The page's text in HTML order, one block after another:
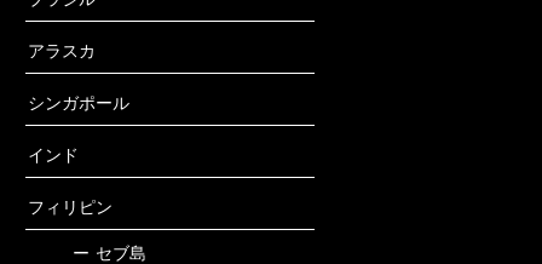
アラスカ
シンガポール
インド
フィリピン
ー セブ島